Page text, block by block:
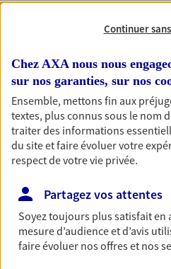
Nos offres
Épargne
Réalisez vos projets grâce
immobilier, études des
du monde… Épargnez à
simplement, selon votre
Retraite
Préparez sereinement ce
Continuer
Chez AXA nous nous
sur nos garanties, sur nos
Ensemble, mettons fin aux
textes, plus connus sous le nom
traiter des informations
du site et faire évoluer votre
respect de votre vie privée.
Partagez vos attentes
Soyez toujours plus satisfait en
mesure d’audience et d’avis
faire évoluer nos offres et nos